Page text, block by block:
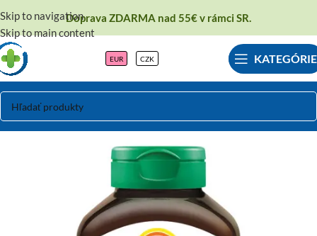
Skip to navigation
Skip to main content
Doprava ZDARMA nad 55€ v rámci SR.
EUR CZK KATEGÓRIE